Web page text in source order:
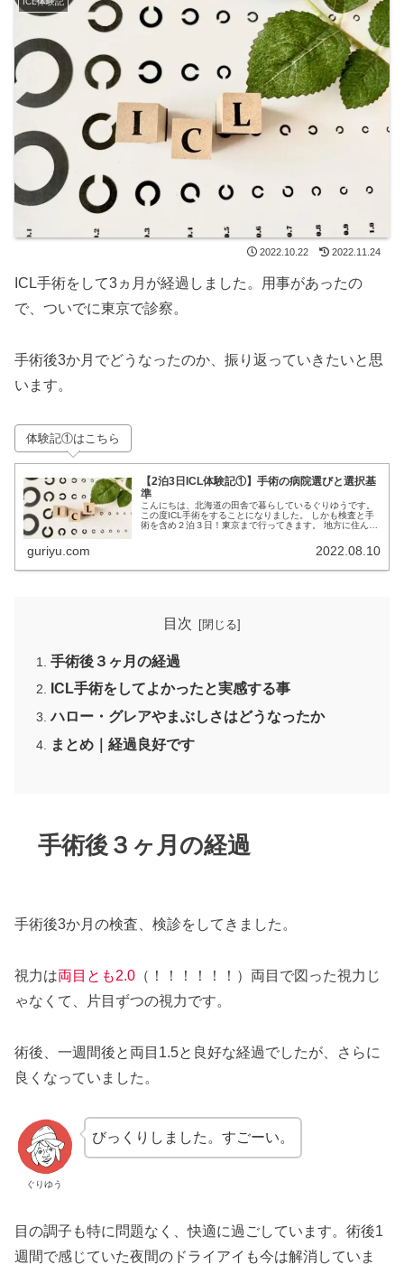
2022.10.22 2022.11.24
ICL手術をして3ヵ月が経過しました。用事があったの
で、ついでに東京で診察。
手術後3か月でどうなったのか、振り返っていきたいと思
います。
体験記①はこちら
【2泊3日ICL体験記①】手術の病院選びと選択基
準
こんにちは、北海道の田舎で暮らしているぐりゆうです。
この度ICL手術をすることになりました。 しかも検査と手
術を含め２泊３日！東京まで行ってきます。 地方に住んで
guriyu.com 2022.08.10
目次
手術後３ヶ月の経過
ICL手術をしてよかったと実感する事
ハロー・グレアやまぶしさはどうなったか
まとめ｜経過良好です
手術後３ヶ月の経過
手術後3か月の検査、検診をしてきました。
視力は両目とも2.0 （！！！！！！）両目で図った視力じ
ゃなくて、片目ずつの視力です。
術後、一週間後と両目1.5と良好な経過でしたが、さらに
良くなっていました。
ぐりゆう
びっくりしました。すごーい。
目の調子も特に問題なく、快適に過ごしています。術後1
週間で感じていた夜間のドライアイも今は解消していま